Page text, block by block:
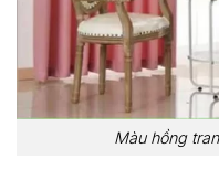
Màu hồng